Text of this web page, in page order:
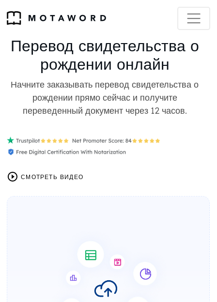
Перевод свидетельства о
рождении онлайн
Начните заказывать перевод свидетельства о
рождении прямо сейчас и получите
переведенный документ через 12 часов.
СМОТРЕТЬ ВИДЕО